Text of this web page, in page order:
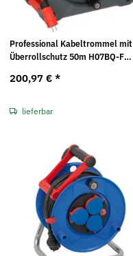
Professional Kabeltrommel mit
Überrollschutz 50m H07BQ-F
200,97 € *
lieferbar